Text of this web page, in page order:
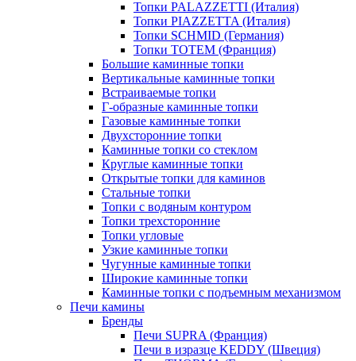
Топки PALAZZETTI (Италия)
Топки PIAZZETTA (Италия)
Топки SCHMID (Германия)
Топки TOTEM (Франция)
Большие каминные топки
Вертикальные каминные топки
Встраиваемые топки
Г-образные каминные топки
Газовые каминные топки
Двухсторонние топки
Каминные топки со стеклом
Круглые каминные топки
Открытые топки для каминов
Стальные топки
Топки с водяным контуром
Топки трехсторонние
Топки угловые
Узкие каминные топки
Чугунные каминные топки
Широкие каминные топки
Каминные топки с подъемным механизмом
Печи камины
Бренды
Печи SUPRA (Франция)
Печи в изразце KEDDY (Швеция)